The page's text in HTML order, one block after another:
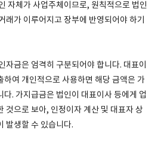
자체가 사업주체이므로, 원칙적으로 법인
래가 이루어지고 장부에 반영되어야 하기
자금은 엄격히 구분되어야 합니다. 대표이
하여 개인적으로 사용하면 해당 금액은 가
. 가지급금은 법인이 대표이사 등에게 업
것으로 보아, 인정이자 계산 및 대표자 상
발생할 수 있습니다.